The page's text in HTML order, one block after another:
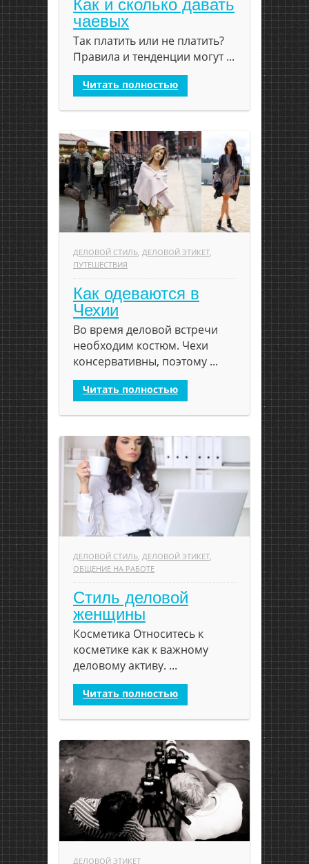
Как и сколько давать
чаевых
Так платить или не платить?
Правила и тенденции могут ...
Читать полностью
ДЕЛОВОЙ СТИЛЬ ДЕЛОВОЙ ЭТИКЕТ
ПУТЕШЕСТВИЯ
Как одеваются в
Чехии
Во время деловой встречи
необходим костюм. Чехи
консервативны, поэтому ...
Читать полностью
ДЕЛОВОЙ СТИЛЬ, ДЕЛОВОЙ ЭТИКЕТ,
ОБЩЕНИЕ НА РАБОТЕ
Стиль деловой
женщины
Косметика Относитесь к
косметике как к важному
деловому активу. ...
Читать полностью
ДЕЛОВОЙ ЭТИКЕТ